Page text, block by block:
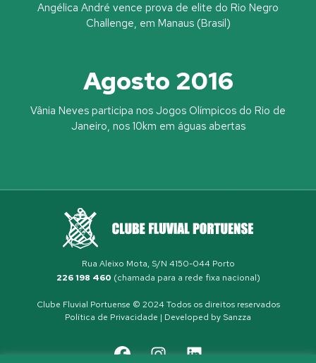
Angélica André vence prova de elite do Rio Negro
Challenge, em Manaus (Brasil)
Agosto 2016
Vânia Neves participa nos Jogos Olímpicos do Rio de
Janeiro, nos 10km em águas abertas
Rua Aleixo Mota, S/N 4150-044 Porto
226 198 460 (chamada para a rede fixa nacional)
Clube Fluvial Portuense © 2024 Todos os direitos reservados
Política de Privacidade | Developed by Sanzza